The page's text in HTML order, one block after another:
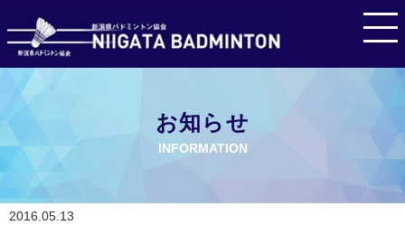
お知らせ
INFORMATION
2016.05.13